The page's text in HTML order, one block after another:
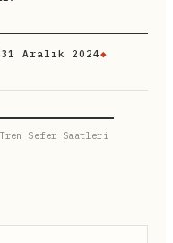
31 Aralık 2024◆
Sefer Saatleri